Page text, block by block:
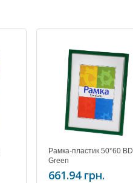
Рамка-пластик 50*60 BD
Green
661.94 грн.